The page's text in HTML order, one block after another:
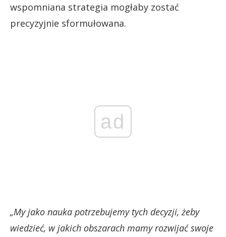
wspomniana strategia mogłaby zostać
precyzyjnie sformułowana.
ad
„My jako nauka potrzebujemy tych decyzji, żeby
wiedzieć, w jakich obszarach mamy rozwijać swoje